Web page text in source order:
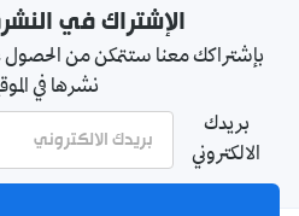
الإشتراك في
بإشتراكك معنا ستتمكن من الحصول
نشرها في
بريدك
الالكتروني